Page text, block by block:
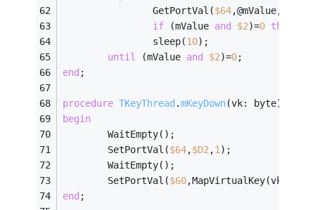
                GetPortVal(
$64,@mValue,
if (mValue and $2)=0 then
                sleep(
10);
until (mValue and $2)=0;
end ;
procedure TKeyThread .mKeyDown(vk: byte)
begin
        WaitEmpty();
        SetPortVal(
$64,$D2,1);
        WaitEmpty();
        SetPortVal(
$60,MapVirtualKey(vk,
end ;